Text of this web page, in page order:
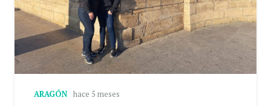
ARAGÓN hace 5 meses